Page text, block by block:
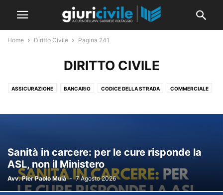
Home Diritto Civile Pagina 241
DIRITTO CIVILE
ASSICURAZIONE BANCARIO CODICE DELLA STRADA COMMERCIALE
GARANZIE GDPR E PRIVACY LAVORO OBBLIGAZIONI E CONTRATTI
SOCIETARIO SUCCESSIONI TITOLI DI CREDITO TRIBUTARIO
TUTELARE
Sanità in carcere: per le cure risponde la
ASL, non il Ministero
Avv. Pier Paolo Muià - 7 Agosto 2026